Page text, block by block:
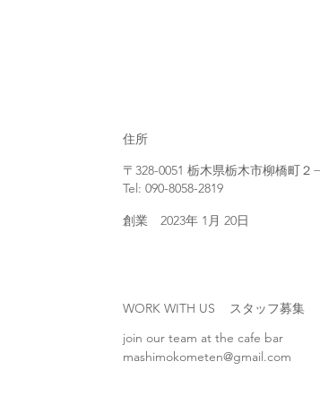
住所
〒328-0051 栃木県栃木市柳橋町２
Tel: 090-8058-2819
創業 2023年 1月 20日
WORK WITH US スタッフ募集
join our team at the cafe bar
mashimokometen@gmail.com